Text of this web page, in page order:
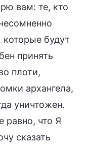
вам: те, кто
которые будут
принять
плоти,
архангела,
уничтожен.
что Я
сказать